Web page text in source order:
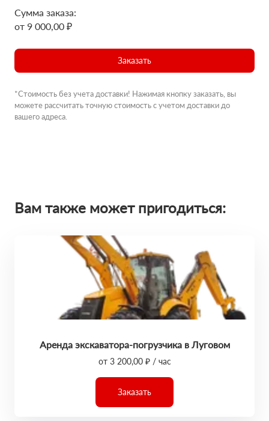
Сумма заказа:
от 9 000,00 ₽
Заказать
*Стоимость без учета доставки! Нажимая кнопку заказать, вы
можете рассчитать точную стоимость с учетом доставки до
вашего адреса.
Вам также может пригодиться:
Аренда экскаватора-погрузчика в Луговом
от 3 200,00 ₽ / час
Заказать